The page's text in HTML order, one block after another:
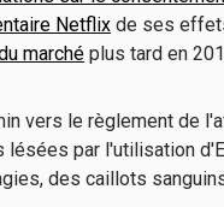
Netflix de ses
marché plus tard en
vers le règlement de
lésées par l'utilisation
des caillots